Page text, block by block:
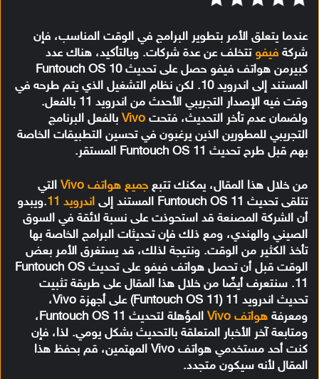
عندما يتعلق الأمر بتطوير البرامج في الوقت المناسب، فإن
شركة فيفو تتخلف عن عدة شركات. وبالتأكيد، هناك عدد
كبيرمن هواتف فيفو حصل على تحديث Funtouch OS 10
المستند إلى اندرويد 10. لكن نظام التشغيل الذي يتم طرحه في
وقت فيه الإصدار التجريبي الأحدث من اندرويد 11 بالفعل.
ولضمان عدم تأخر التحديث، فتحت Vivo بالفعل البرنامج
التجريبي للمطورين الذين يرغبون في تحسين التطبيقات الخاصة
بهم قبل طرح تحديث Funtouch OS 11 المستقر.
من خلال هذا المقال، يمكنك تتبع جميع هواتف Vivo
التي
تتلقى تحديث Funtouch OS 11 المستند إلى
اندرويد 11
.ويبدو
أن الشركة المصنعة قد استحوذت على نسبة لائقة في السوق
الصيني والهندي، ومع ذلك فإن تحديثات البرامج الخاصة بها
تأخذ الكثير من الوقت. ونتيجة لذلك، قد يستغرق الأمر بعض
الوقت قبل أن تحصل هواتف فيفو على تحديث Funtouch OS
11. سنتعرف أيضًا من خلال هذا المقال على طريقة تثبيت
تحديث اندرويد 11 (Funtouch OS 11) على أجهزة Vivo،
ومعرفة هواتف Vivo
المؤهلة لتحديث Funtouch OS 11،
ومتابعة آخر الأخبار المتعلقة بالتحديث بشكل يومي. لذا، فإن
كنت أحد مستخدمي هواتف Vivo المهتمين، قم بحفظ هذا
المقال لأنه سيكون متجدد.